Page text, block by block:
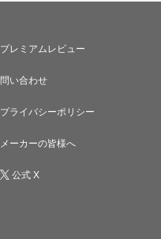
プレミアムレビュー
問い合わせ
プライバシーポリシー
メーカーの皆様へ
公式 X